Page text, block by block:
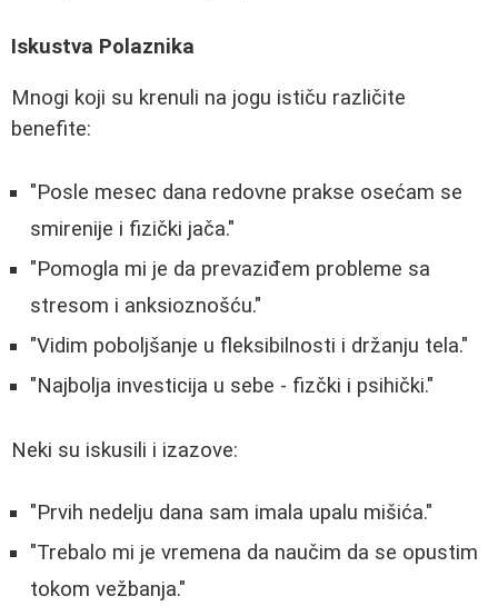
Iskustva Polaznika
Mnogi koji su krenuli na jogu ističu različite
benefite:
"Posle mesec dana redovne prakse osećam se
smirenije i fizički jača."
"Pomogla mi je da prevaziđem probleme sa
stresom i anksioznošću."
"Vidim poboljšanje u fleksibilnosti i držanju tela."
"Najbolja investicija u sebe - fizčki i psihički."
Neki su iskusili i izazove:
"Prvih nedelju dana sam imala upalu mišića."
"Trebalo mi je vremena da naučim da se opustim
tokom vežbanja."